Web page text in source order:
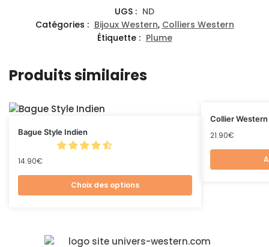
UGS : ND
Catégories : Bijoux Western, Colliers Western
Étiquette : Plume
Produits similaires
Bague Style Indien
14.90€
Choix des options
Collier
21.90€